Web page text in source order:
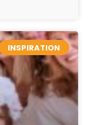
INSPIRATION